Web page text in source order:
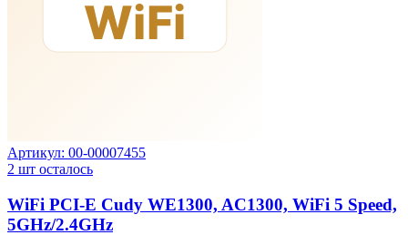
Артикул: 00-00007455
2 шт осталось
WiFi PCI-E Cudy WE1300, AC1300, WiFi 5 Speed,
5GHz/2.4GHz